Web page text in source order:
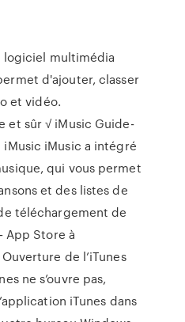
logiciel multimédia
d'ajouter, classer
et vidéo.
et sûr √ iMusic Guide-
iMusic a intégré
qui vous permet
et des listes de
téléchargement de
App Store à
de l’iTunes
ne s’ouvre pas,
iTunes dans